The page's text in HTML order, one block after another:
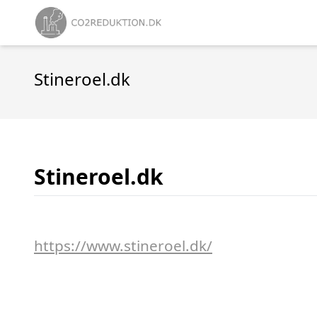
Stineroel.dk
Stineroel.dk
https://www.stineroel.dk/